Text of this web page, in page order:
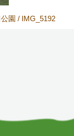
園 / IMG_5192